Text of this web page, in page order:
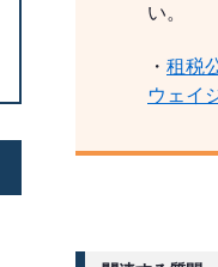
い。
・ 租税
ウェイ